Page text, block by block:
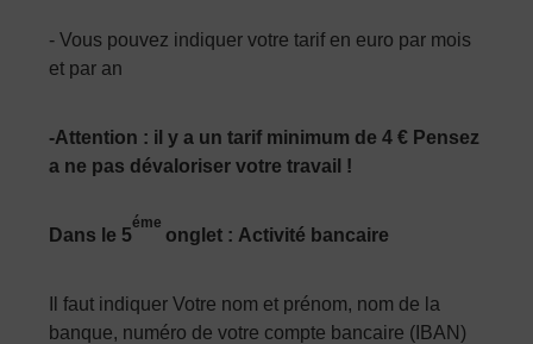
- Vous pouvez indiquer votre tarif en euro par mois
et par an
-Attention : il y a un tarif minimum de 4 € Pensez
a ne pas dévaloriser votre travail !
Dans le 5
éme
onglet : Activité bancaire
Il faut indiquer Votre nom et prénom, nom de la
banque, numéro de votre compte bancaire (IBAN)